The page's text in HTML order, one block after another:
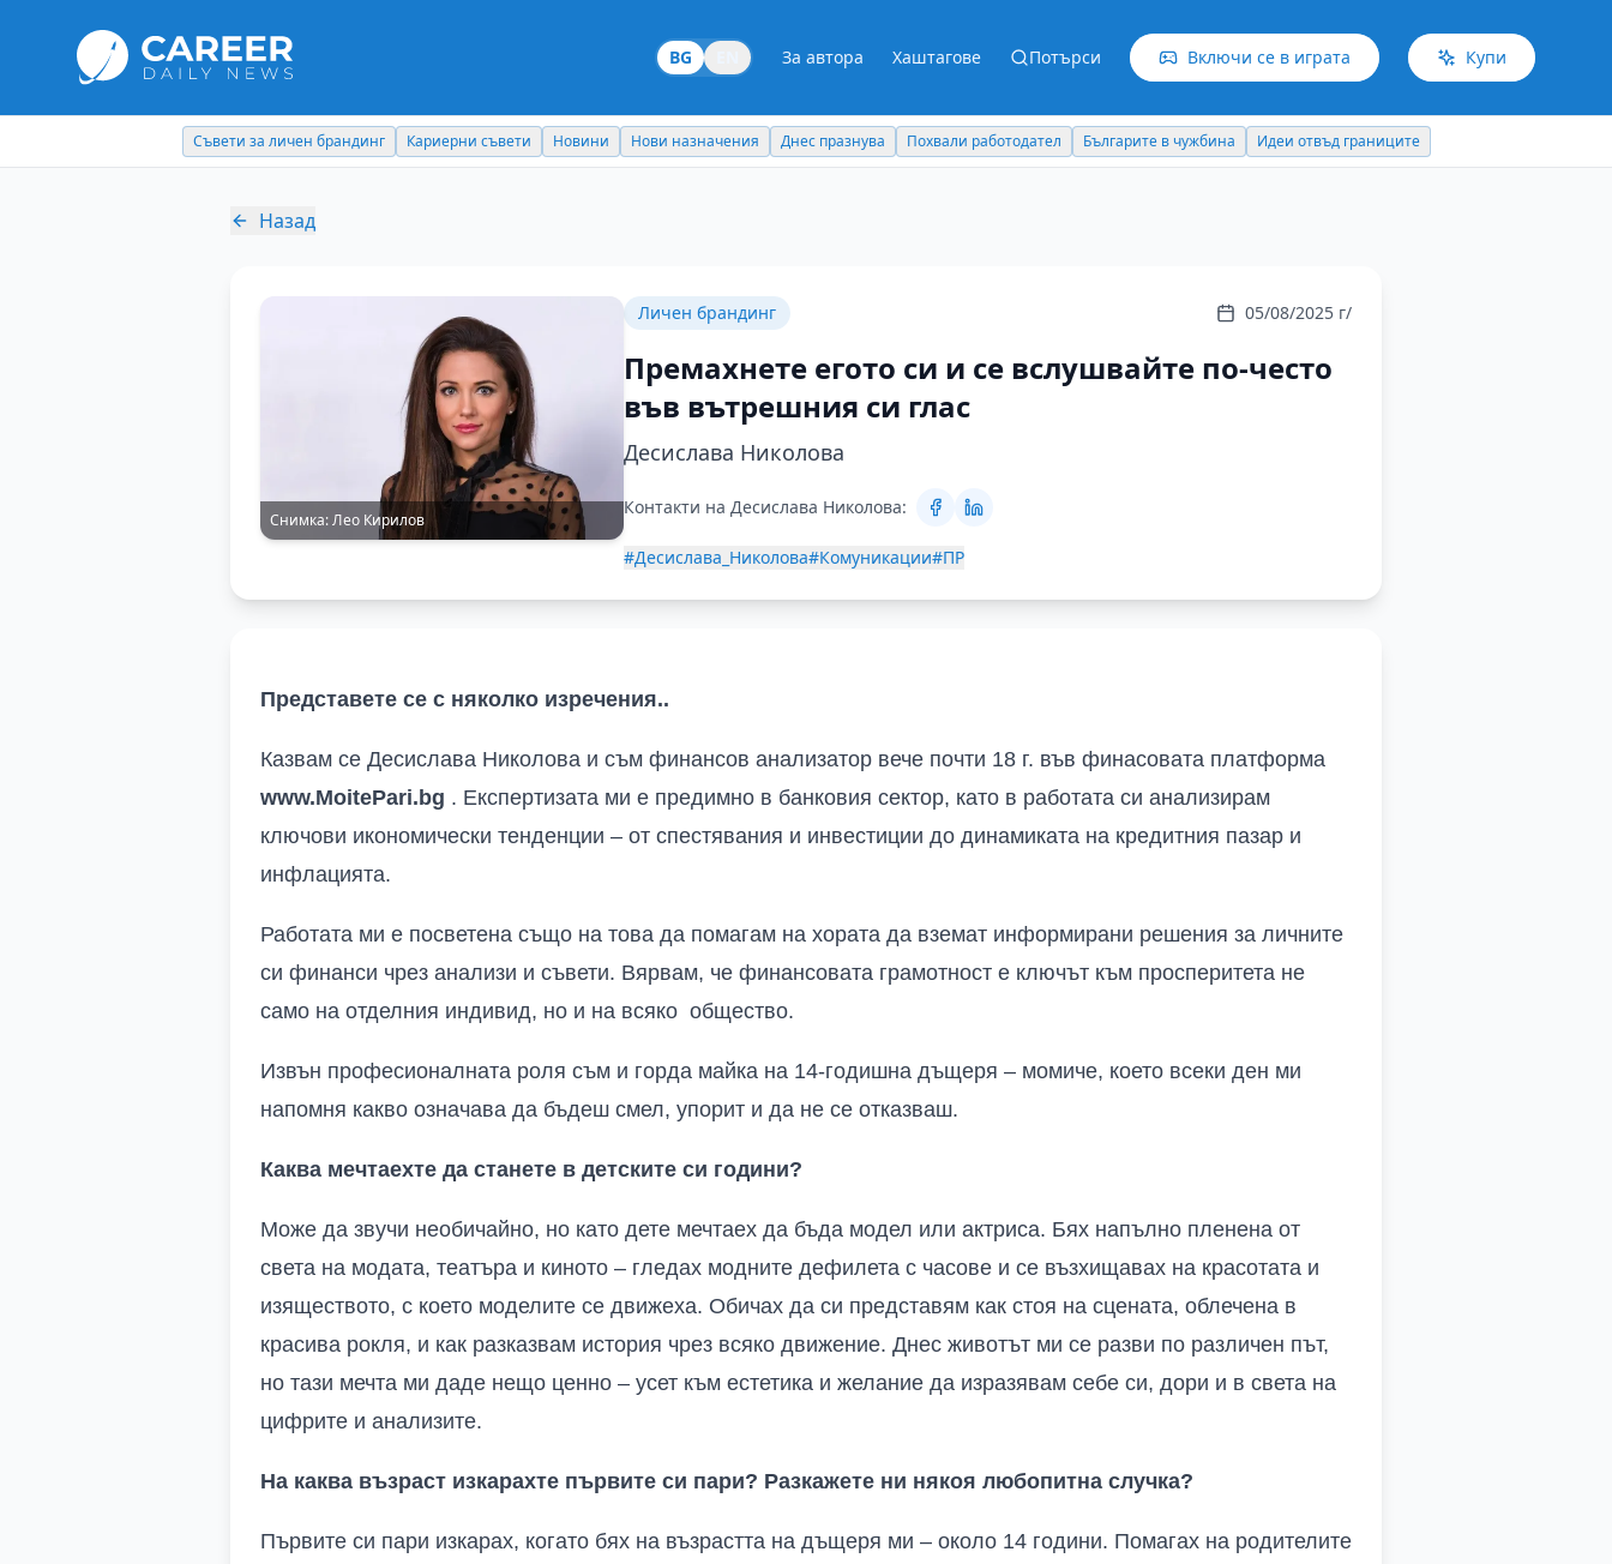
BG За автора Хаштагове Потърси Включи се в играта Купи
Съвети за личен брандинг Кариерни съвети Новини Нови назначения Днес празнува Похвали работодател Българите в чужбина Идеи отвъд границите
Назад
Снимка:Лео Кирилов
Личен брандинг 05/08/2025 г/
Премахнете егото си и се вслушвайте по-често
във вътрешния си глас
Десислава Николова
Контакти на Десислава Николова:
#Десислава_Николова#Комуникации#ПР
Представете се с няколко изречения..
Казвам се Десислава Николова и съм финансов анализатор вече почти 18 г. във финасовата платформа
www.MoitePari.bg . Експертизата ми е предимно в банковия сектор, като в работата си анализирам
ключови икономически тенденции – от спестявания и инвестиции до динамиката на кредитния пазар и
инфлацията.
Работата ми е посветена също на това да помагам на хората да вземат информирани решения за личните
си финанси чрез анализи и съвети. Вярвам, че финансовата грамотност е ключът към просперитета не
само на отделния индивид, но и на всяко общество.
Извън професионалната роля съм и горда майка на 14-годишна дъщеря – момиче, което всеки ден ми
напомня какво означава да бъдеш смел, упорит и да не се отказваш.
Каква мечтаехте да станете в детските си години?
Може да звучи необичайно, но като дете мечтаех да бъда модел или актриса. Бях напълно пленена от
света на модата, театъра и киното – гледах модните дефилета с часове и се възхищавах на красотата и
изяществото, с което моделите се движеха. Обичах да си представям как стоя на сцената, облечена в
красива рокля, и как разказвам история чрез всяко движение. Днес животът ми се разви по различен път,
но тази мечта ми даде нещо ценно – усет към естетика и желание да изразявам себе си, дори и в света на
цифрите и анализите.
На каква възраст изкарахте първите си пари? Разкажете ни някоя любопитна случка?
Първите си пари изкарах, когато бях на възрастта на дъщеря ми – около 14 години. Помагах на родителите